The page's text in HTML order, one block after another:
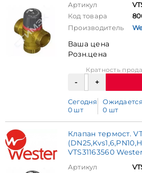
Артикул
Код товара
Производитель
Ваша цена
Розн.цена
Кратность
Сегодня
0 шт
Ожидается
0 шт
Клапан термост.
VTS31163560 Wester
Артикул